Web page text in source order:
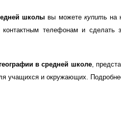
школы вы можете купить на
контактным телефонам и сделать
в средней школе,
учащихся и окружающих.